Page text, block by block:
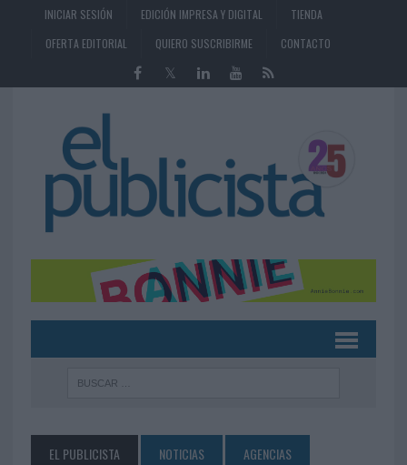
INICIAR SESIÓN EDICIÓN IMPRESA Y DIGITAL
TIENDA
OFERTA EDITORIAL
QUIERO SUSCRIBIRME CONTACTO
EL PUBLICISTA NOTICIAS AGENCIAS